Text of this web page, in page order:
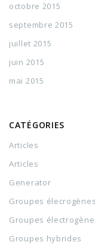
octobre 2015
septembre 2015
juillet 2015
juin 2015
mai 2015
CATÉGORIES
Articles
Articles
Generator
Groupes élecrogènes
Groupes
Groupes hybrides